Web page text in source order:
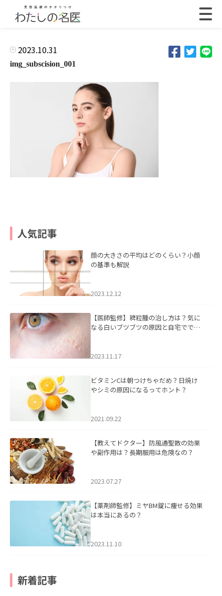
2023.10.31
img_subscision_001
人気記事
顔の大きさの平均はどのくらい？小顔
の基準も解説
2023.12.12
【医師監修】稗粒腫の治し方は？気に
なる白いブツブツの原因と自宅ででき
2023.11.17
ビタミンCは朝つけちゃだめ？日焼け
やシミの原因になるってホント？
2021.09.22
【教えてドクター】防風通聖散の効果
や副作用は？長期服用は危険なの？
2023.07.27
【薬剤師監修】ミヤBM錠に痩せる効果
は本当にあるの？
2023.11.10
新着記事